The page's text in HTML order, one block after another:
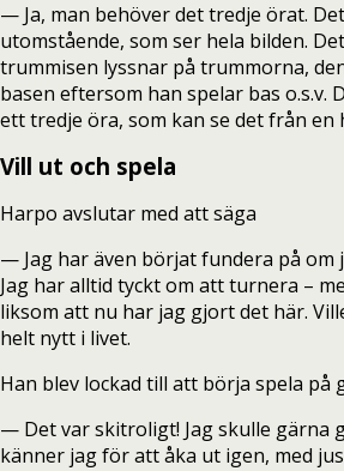
— Ja, man behöver det tredje örat.
utomstående, som ser hela bilden.
trummisen lyssnar på trummorna,
basen eftersom han spelar bas o.s.v.
ett tredje öra, som kan se det från en
Vill ut och spela
Harpo avslutar med att säga
— Jag har även börjat fundera på om
Jag har alltid tyckt om att turnera –
liksom att nu har jag gjort det här.
helt nytt i livet.
Han blev lockad till att börja spela på
— Det var skitroligt! Jag skulle gärna
känner jag för att åka ut igen, med